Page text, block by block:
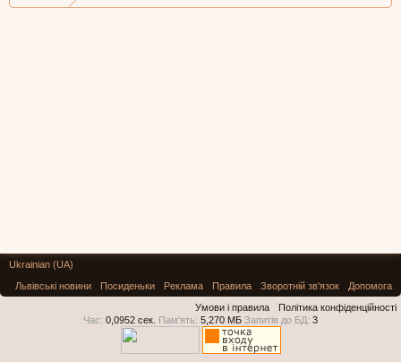
Ukrainian (UA)
Львівські новини
Посиденьки Реклама Правила Зворотній зв'язок
Допомога
Умови і правила
Політика конфіденційності
Час: 0,0952 сек. Пам'ять: 5,270 МБ Запитів до БД: 3